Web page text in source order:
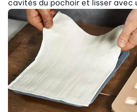
cavités du pochoir et lisser avec